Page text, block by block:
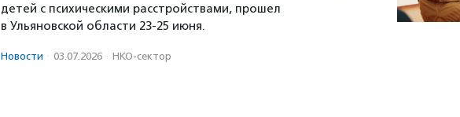
детей с психическими расстройствами, прошел
в Ульяновской области 23-25 июня.
Новости · 03.07.2026 · НКО-сектор